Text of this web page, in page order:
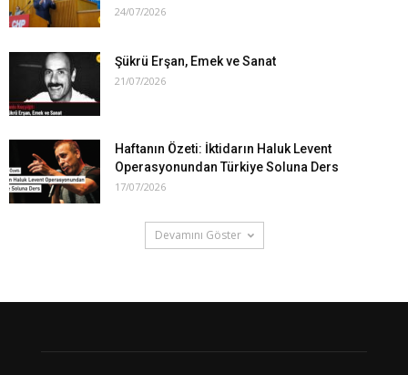
24/07/2026
Şükrü Erşan, Emek ve Sanat
21/07/2026
Haftanın Özeti: İktidarın Haluk Levent
Operasyonundan Türkiye Soluna Ders
17/07/2026
Devamını Göster